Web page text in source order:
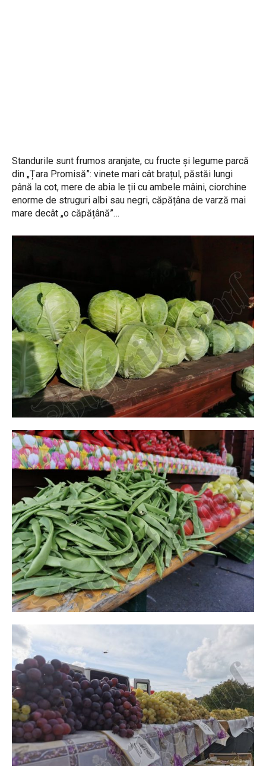
Standurile sunt frumos aranjate, cu fructe și legume parcă
din „Țara Promisă”: vinete mari cât brațul, păstăi lungi
până la cot, mere de abia le ții cu ambele mâini, ciorchine
enorme de struguri albi sau negri, căpățâna de varză mai
mare decât „o căpățână”…